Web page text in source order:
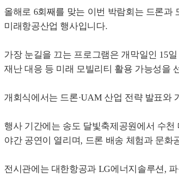
올해로 6회째를 맞는 이번 박람회는 드론과
미래항공산업 행사입니다.
가장 눈길을 끄는 프로그램은 개막일인 15
재난 대응 등 미래 모빌리티 활용 가능성을
개회식에서는 드론·UAM 산업 전략 발표와
행사 기간에는 송도 달빛축제공원에서 수
야간 공연이 열리며, 드론 배송 체험과 문화
전시관에는 대한항공과 LG에너지솔루션,